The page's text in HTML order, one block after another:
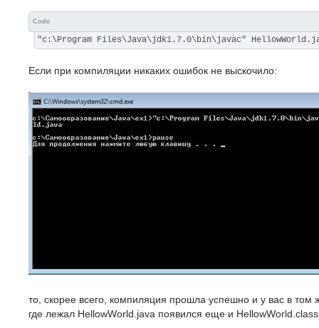
Code
"c:\Program Files\Java\jdk1.7.0\bin\javac"
Если при компиляции никаких ошибок не выскочило:
то, скорее всего, компиляция прошла успешно и у вас в том
где лежал HellowWorld.java появился еще и